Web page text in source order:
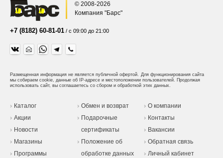
© 2008-2026
Компания "Барс"
+7 (8182) 60-81-01 / с 09:00 до 21:00
Размещенная информация не является публичной офертой. Для функционирования сайта
мы собираем cookie, данные об IP-адресе и местоположении пользователей. Продолжая
использовать сайт, вы соглашаетесь со сбором и обработкой этих данных.
Каталог
Акции
Новости
Магазины
Программы
Обмен и возврат
Подарочные
сертификаты
Положение об
обработке данных
О компании
Контакты
Вакансии
Обратная связь
Личный кабинет